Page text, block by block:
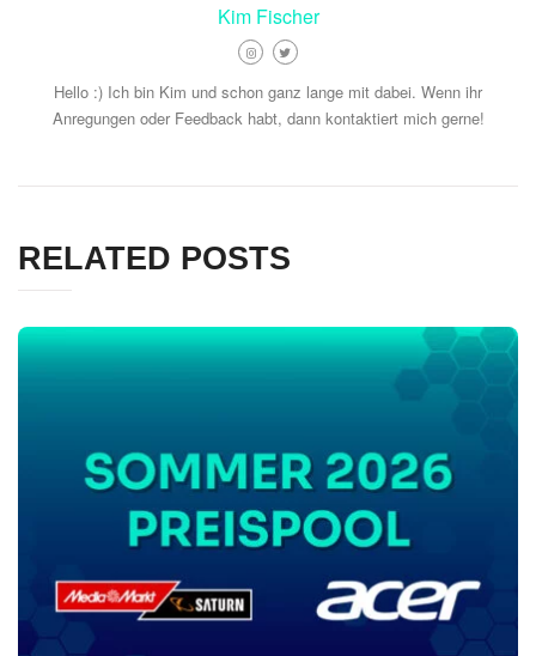
Kim Fischer
Hello :) Ich bin Kim und schon ganz lange mit dabei. Wenn ihr
Anregungen oder Feedback habt, dann kontaktiert mich gerne!
RELATED POSTS